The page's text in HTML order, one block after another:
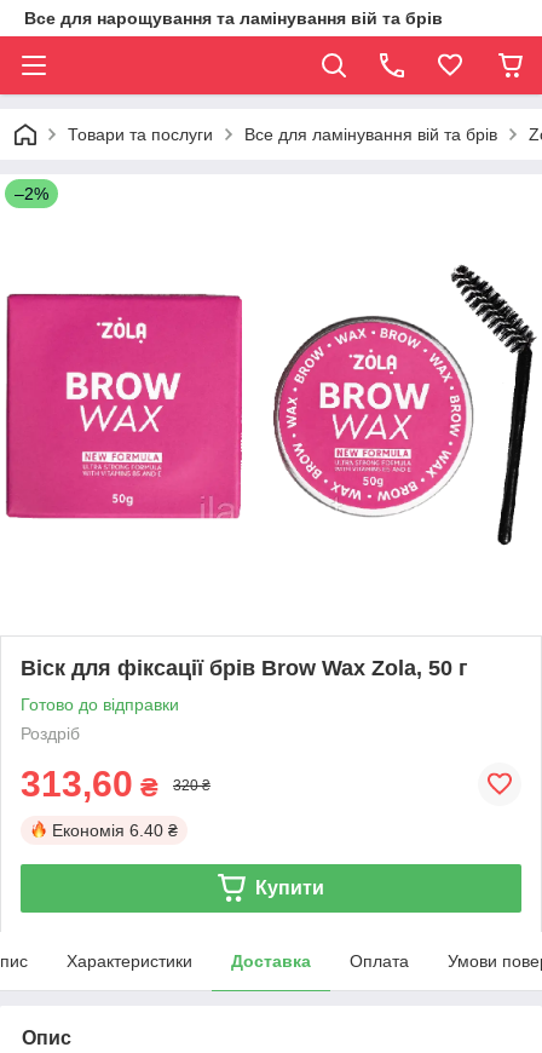
Все для нарощування та ламінування вій та брів
Товари та послуги Все для ламінування вій та брів
–2%
Віск для фіксації брів Brow Wax Zola, 50 г
Готово до відправки
Роздріб
313,60 ₴ 320 ₴
Економія 6.40 ₴
Купити
Характеристики Доставка Оплата Умови
Опис